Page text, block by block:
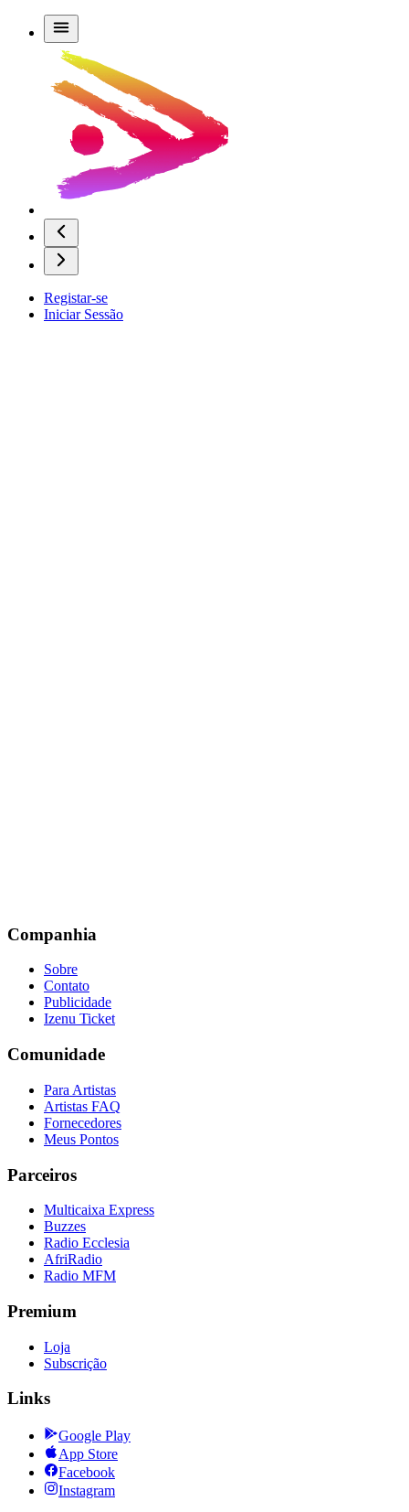
Registar-se
Iniciar Sessão
Companhia
Sobre
Contato
Publicidade
Izenu Ticket
Comunidade
Para Artistas
Artistas FAQ
Fornecedores
Meus Pontos
Parceiros
Multicaixa Express
Buzzes
Radio Ecclesia
AfriRadio
Radio MFM
Premium
Loja
Subscrição
Links
Google Play
App Store
Facebook
Instagram